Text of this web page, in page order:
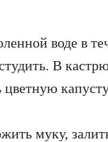
воде в
В
муку,